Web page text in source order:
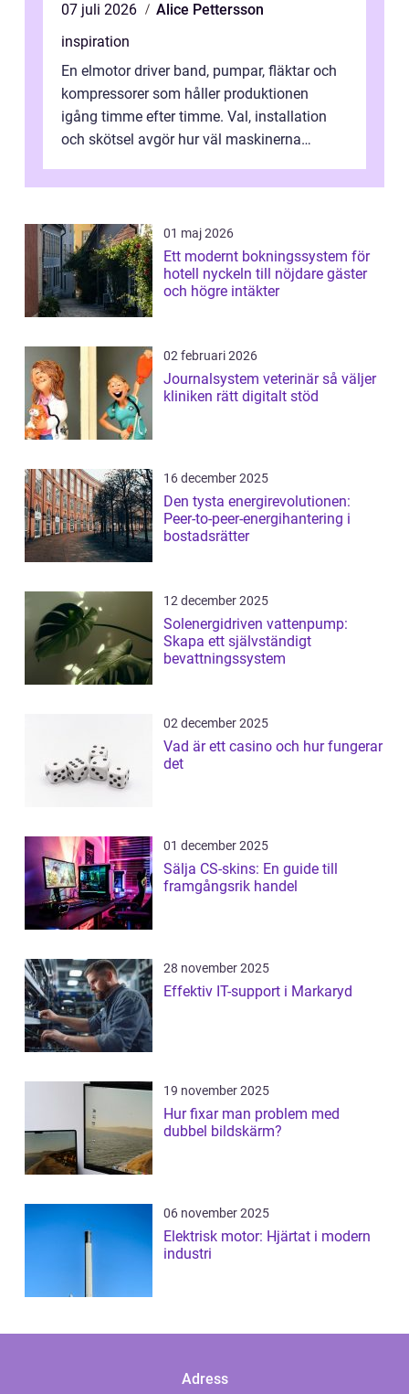
07 juli 2026
Alice Pettersson
inspiration
En elmotor driver band, pumpar, fläktar och
kompressorer som håller produktionen
igång timme efter timme. Val, installation
och skötsel avgör hur väl maskinerna
01 maj 2026
Ett modernt bokningssystem för
hotell nyckeln till nöjdare gäster
och högre intäkter
02 februari 2026
Journalsystem veterinär så väljer
kliniken rätt digitalt stöd
16 december 2025
Den tysta energirevolutionen:
Peer-to-peer-energihantering i
bostadsrätter
12 december 2025
Solenergidriven vattenpump:
Skapa ett självständigt
bevattningssystem
02 december 2025
Vad är ett casino och hur fungerar
det
01 december 2025
Sälja CS-skins: En guide till
framgångsrik handel
28 november 2025
Effektiv IT-support i Markaryd
19 november 2025
Hur fixar man problem med
dubbel bildskärm?
06 november 2025
Elektrisk motor: Hjärtat i modern
industri
Adress